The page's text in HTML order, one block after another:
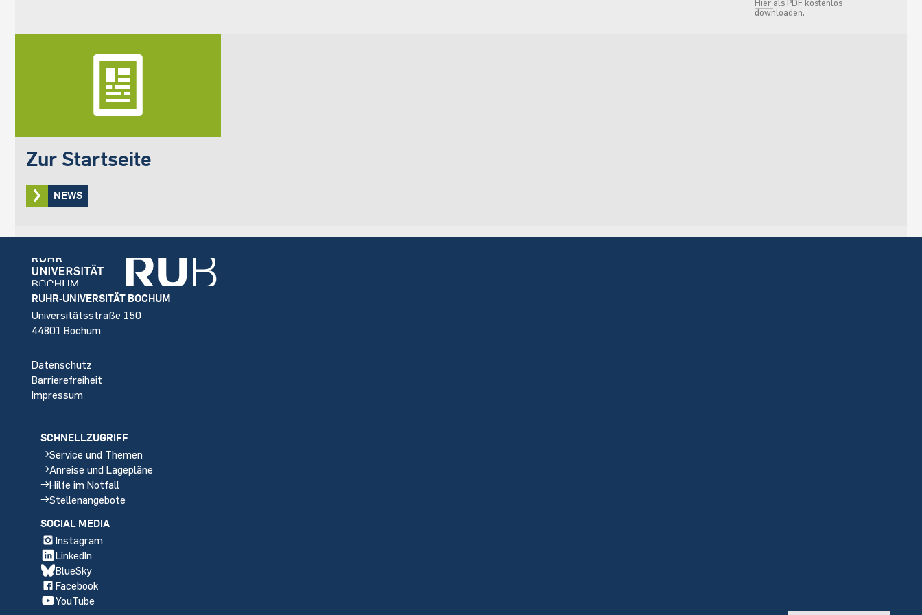
Hier als PDF kostenlos
downloaden.
Zur Startseite
NEWS
Footer
RUHR-UNIVERSITÄT BOCHUM
Universitätsstraße 150
44801 Bochum
Datenschutz
Barrierefreiheit
Impressum
SCHNELLZUGRIFF
Service und Themen
Anreise und Lagepläne
Hilfe im Notfall
Stellenangebote
SOCIAL MEDIA
Instagram
LinkedIn
BlueSky
Facebook
YouTube